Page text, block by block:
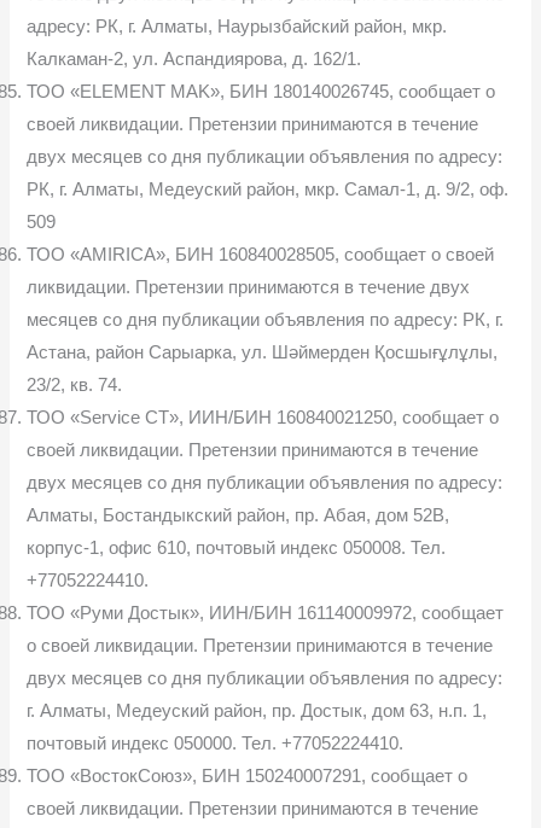
адресу: РК, г. Алматы, Наурызбайский район, мкр.
Калкаман-2, ул. Аспандиярова, д. 162/1.
ТОО «ELEMENT MAK», БИН 180140026745, сообщает о
своей ликвидации. Претензии принимаются в течение
двух месяцев со дня публикации объявления по адресу:
РК, г. Алматы, Медеуский район, мкр. Самал-1, д. 9/2, оф.
509
ТОО «AMIRICA», БИН 160840028505, сообщает о своей
ликвидации. Претензии принимаются в течение двух
месяцев со дня публикации объявления по адресу: РК, г.
Астана, район Сарыарка, ул. Шәймерден Қосшығұлұлы,
23/2, кв. 74.
ТОО «Service CT», ИИН/БИН 160840021250, сообщает о
своей ликвидации. Претензии принимаются в течение
двух месяцев со дня публикации объявления по адресу:
Алматы, Бостандыкский район, пр. Абая, дом 52В,
корпус-1, офис 610, почтовый индекс 050008. Тел.
+77052224410.
ТОО «Руми Достык», ИИН/БИН 161140009972, сообщает
о своей ликвидации. Претензии принимаются в течение
двух месяцев со дня публикации объявления по адресу:
г. Алматы, Медеуский район, пр. Достык, дом 63, н.п. 1,
почтовый индекс 050000. Тел. +77052224410.
ТОО «ВостокСоюз», БИН 150240007291, сообщает о
своей ликвидации. Претензии принимаются в течение